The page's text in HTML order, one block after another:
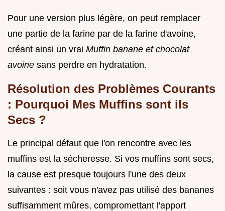
Pour une version plus légère, on peut remplacer
une partie de la farine par de la farine d'avoine,
créant ainsi un vrai Muffin banane et chocolat
avoine sans perdre en hydratation.
Résolution des Problèmes Courants
: Pourquoi Mes Muffins sont ils
Secs ?
Le principal défaut que l'on rencontre avec les
muffins est la sécheresse. Si vos muffins sont secs,
la cause est presque toujours l'une des deux
suivantes : soit vous n'avez pas utilisé des bananes
suffisamment mûres, compromettant l'apport